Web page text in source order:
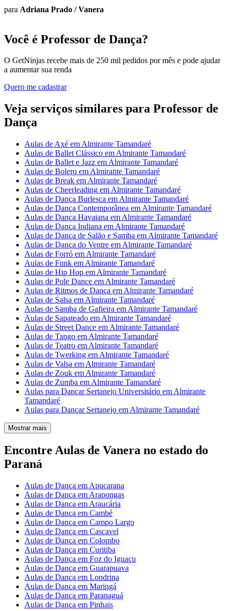
para Adriana Prado /Vanera
Você é Professor de Dança?
O GetNinjas recebe mais de 250 mil pedidos por mês e pode ajudar
a aumentar sua renda
Quero me cadastrar
Veja serviços similares para Professor de
Dança
Aulas de Axé em Almirante Tamandaré
Aulas de Ballet Clássico em Almirante Tamandaré
Aulas de Ballet e Jazz em Almirante Tamandaré
Aulas de Bolero em Almirante Tamandaré
Aulas de Break em Almirante Tamandaré
Aulas de Cheerleading em Almirante Tamandaré
Aulas de Dança Burlesca em Almirante Tamandaré
Aulas de Dança Contemporânea em Almirante Tamandaré
Aulas de Dança Havaiana em Almirante Tamandaré
Aulas de Dança Indiana em Almirante Tamandaré
Aulas de Dança de Salão e Samba em Almirante Tamandaré
Aulas de Dança do Ventre em Almirante Tamandaré
Aulas de Forró em Almirante Tamandaré
Aulas de Funk em Almirante Tamandaré
Aulas de Hip Hop em Almirante Tamandaré
Aulas de Pole Dance em Almirante Tamandaré
Aulas de Ritmos de Dança em Almirante Tamandaré
Aulas de Salsa em Almirante Tamandaré
Aulas de Samba de Gafieira em Almirante Tamandaré
Aulas de Sapateado em Almirante Tamandaré
Aulas de Street Dance em Almirante Tamandaré
Aulas de Tango em Almirante Tamandaré
Aulas de Teatro em Almirante Tamandaré
Aulas de Twerking em Almirante Tamandaré
Aulas de Valsa em Almirante Tamandaré
Aulas de Zouk em Almirante Tamandaré
Aulas de Zumba em Almirante Tamandaré
Aulas para Dançar Sertanejo Universitário em Almirante
Tamandaré
Aulas para Dançar Sertanejo em Almirante Tamandaré
Mostrar mais
Encontre Aulas de Vanera no estado do
Paraná
Aulas de Dança em Apucarana
Aulas de Dança em Arapongas
Aulas de Dança em Araucária
Aulas de Dança em Cambé
Aulas de Dança em Campo Largo
Aulas de Dança em Cascavel
Aulas de Dança em Colombo
Aulas de Dança em Curitiba
Aulas de Dança em Foz do Iguaçu
Aulas de Dança em Guarapuava
Aulas de Dança em Londrina
Aulas de Dança em Maringá
Aulas de Dança em Paranaguá
Aulas de Dança em Pinhais